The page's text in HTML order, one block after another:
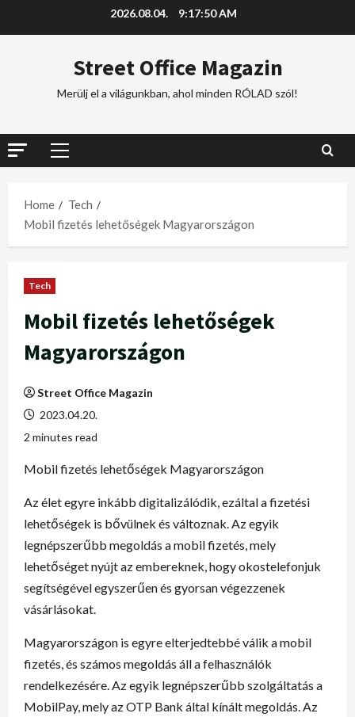
2026.08.04. 9:17:50 AM
Street Office Magazin
Merülj el a világunkban, ahol minden RÓLAD szól!
Home
Tech
Mobil fizetés lehetőségek Magyarországon
Tech
Mobil fizetés lehetőségek
Magyarországon
Street Office Magazin
2023.04.20.
2 minutes read
Mobil fizetés lehetőségek Magyarországon
Az élet egyre inkább digitalizálódik, ezáltal a fizetési
lehetőségek is bővülnek és változnak. Az egyik
legnépszerűbb megoldás a mobil fizetés, mely
lehetőséget nyújt az embereknek, hogy okostelefonjuk
segítségével egyszerűen és gyorsan végezzenek
vásárlásokat.
Magyarországon is egyre elterjedtebbé válik a mobil
fizetés, és számos megoldás áll a felhasználók
rendelkezésére. Az egyik legnépszerűbb szolgáltatás a
MobilPay, mely az OTP Bank által kínált megoldás. Az